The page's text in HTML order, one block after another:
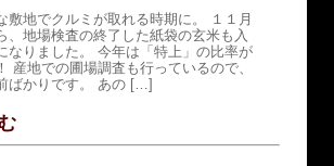
敷地でクルミが取れる時期に。 １１月
、地場検査の終了した紙袋の玄米も入
なりました。 今年は「特上」の比率が
産地での圃場調査も行っているので、
ばかりです。 あの […]